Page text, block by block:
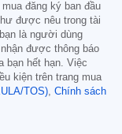
đăng ký ban đầu
được nêu trong tài
là người dùng
được thông báo
bạn hết hạn. Việc
kiện trên trang mua
TOS), Chính sách